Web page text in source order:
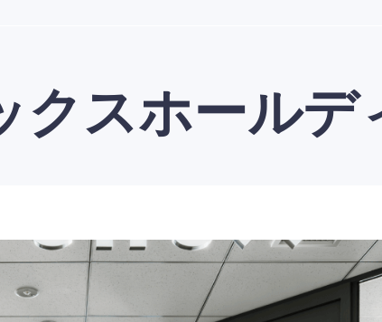
クスホールデ